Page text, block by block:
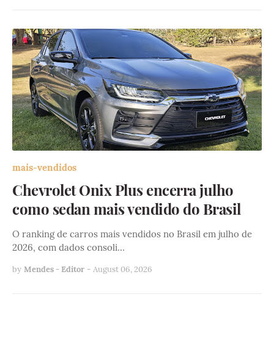
mais-vendidos
Chevrolet Onix Plus encerra julho
como sedan mais vendido do Brasil
O ranking de carros mais vendidos no Brasil em julho de
2026, com dados consoli…
by Mendes - Editor - August 06, 2026